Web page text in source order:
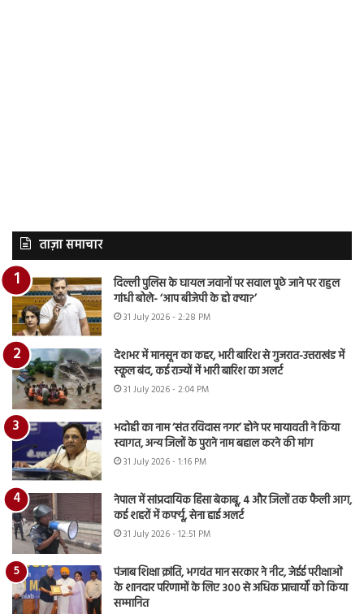
ताज़ा समाचार
दिल्ली पुलिस के घायल जवानों पर सवाल पूछे जाने पर राहुल
गांधी बोले- ‘आप बीजेपी के हो क्या?’
31 July 2026 - 2:28 PM
देशभर में मानसून का कहर, भारी बारिश से गुजरात-उत्तराखंड में
स्कूल बंद, कई राज्यों में भारी बारिश का अलर्ट
31 July 2026 - 2:04 PM
भदोही का नाम ‘संत रविदास नगर’ होने पर मायावती ने किया
स्वागत, अन्य जिलों के पुराने नाम बहाल करने की मांग
31 July 2026 - 1:16 PM
नेपाल में सांप्रदायिक हिंसा बेकाबू, 4 और जिलों तक फैली आग,
कई शहरों में कर्फ्यू, सेना हाई अलर्ट
31 July 2026 - 12:51 PM
पंजाब शिक्षा क्रांति, भगवंत मान सरकार ने नीट, जेईई परीक्षाओं
के शानदार परिणामों के लिए 300 से अधिक प्राचार्यों को किया
सम्मानित